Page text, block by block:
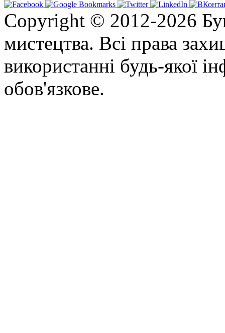
Copyright © 2012-2026
мистецтва. Всі права
використанні будь-якої
обов'язкове.